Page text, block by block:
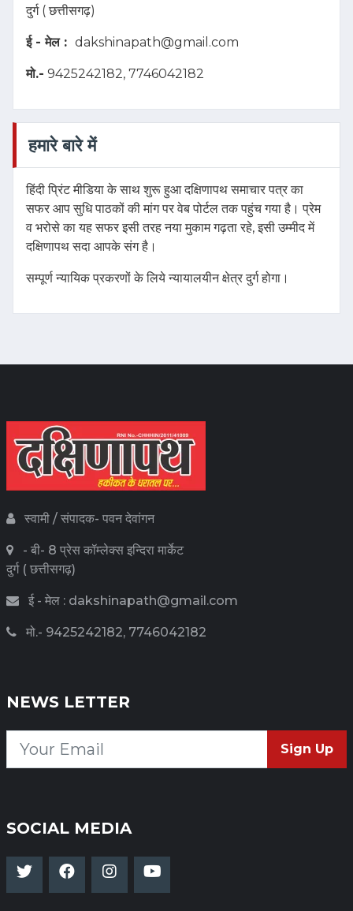
दुर्ग ( छत्तीसगढ़)
ई - मेल : dakshinapath@gmail.com
मो.- 9425242182, 7746042182
हमारे बारे में
हिंदी प्रिंट मीडिया के साथ शुरू हुआ दक्षिणापथ समाचार पत्र का
सफर आप सुधि पाठकों की मांग पर वेब पोर्टल तक पहुंच गया है। प्रेम
व भरोसे का यह सफर इसी तरह नया मुकाम गढ़ता रहे, इसी उम्मीद में
दक्षिणापथ सदा आपके संग है।
सम्पूर्ण न्यायिक प्रकरणों के लिये न्यायालयीन क्षेत्र दुर्ग होगा।
स्वामी / संपादक- पवन देवांगन
- बी- 8 प्रेस कॉम्लेक्स इन्दिरा मार्केट
दुर्ग ( छत्तीसगढ़)
ई - मेल : dakshinapath@gmail.com
मो.- 9425242182, 7746042182
NEWS LETTER
Sign Up
SOCIAL MEDIA